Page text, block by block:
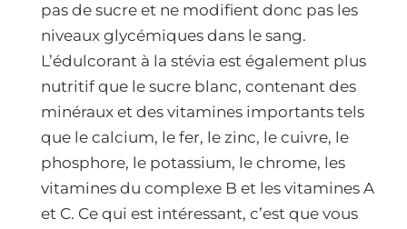
pas de sucre et ne modifient donc pas les
niveaux glycémiques dans le sang.
L’édulcorant à la stévia est également plus
nutritif que le sucre blanc, contenant des
minéraux et des vitamines importants tels
que le calcium, le fer, le zinc, le cuivre, le
phosphore, le potassium, le chrome, les
vitamines du complexe B et les vitamines A
et C. Ce qui est intéressant, c’est que vous